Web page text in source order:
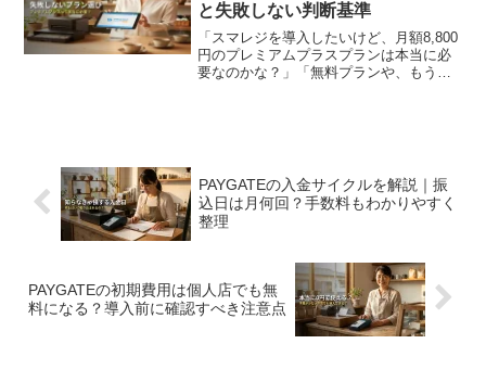
と失敗しない判断基準
「スマレジを導入したいけど、月額8,800
円のプレミアムプラスプランは本当に必
要なのかな？」「無料プランや、もう少
PAYGATEの入金サイクルを解説｜振
込日は月何回？手数料もわかりやすく
整理
PAYGATEの初期費用は個人店でも無
料になる？導入前に確認すべき注意点